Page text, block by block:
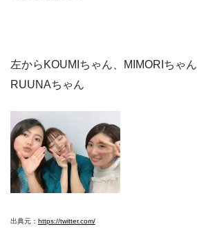
左からKOUMIちゃん、MIMORIちゃん
RUUNAちゃん
出典元： https://twitter.com/